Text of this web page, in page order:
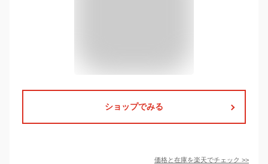
ショップでみる
価格と在庫を楽天でチェック >>